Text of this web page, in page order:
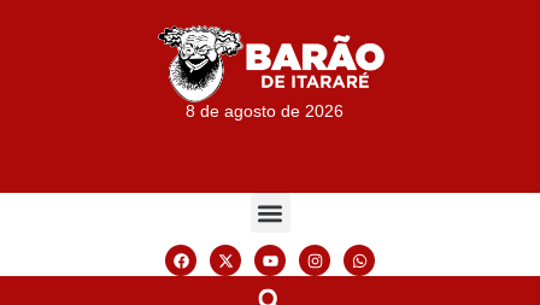
8 de agosto de 2026